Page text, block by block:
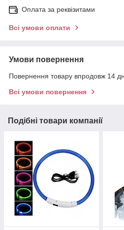
Оплата за реквізитами
Всі умови оплати
Умови повернення
Повернення товару впродовж 14
Всі умови повернення
Подібні товари компанії